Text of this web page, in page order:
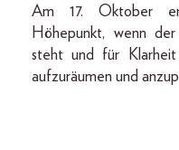
Am 17. Oktober
Höhepunkt, wenn
steht und für
aufzuräumen und